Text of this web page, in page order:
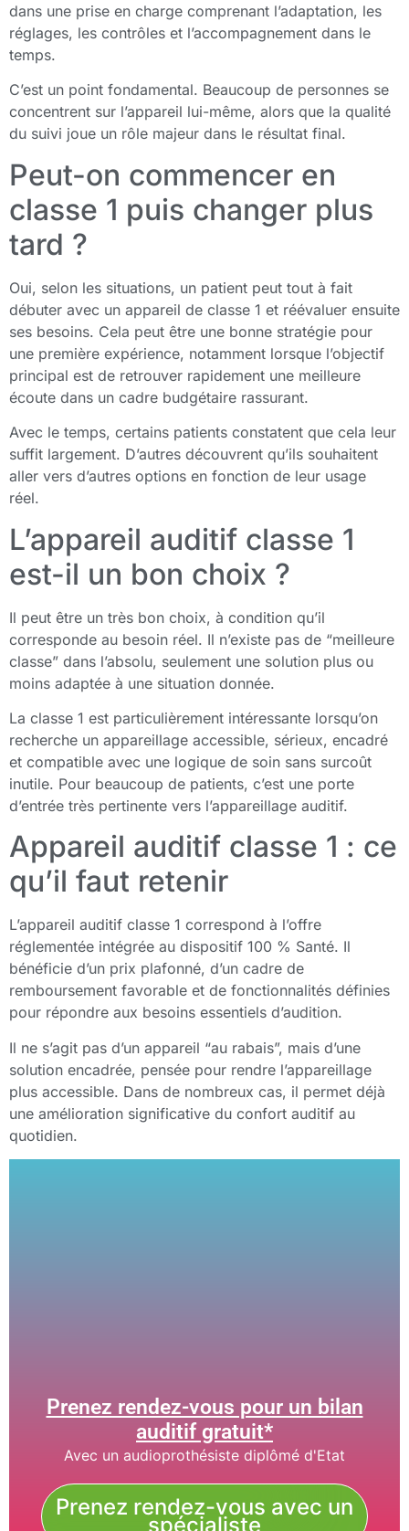
dans une prise en charge comprenant l’adaptation, les
réglages, les contrôles et l’accompagnement dans le
temps.
C’est un point fondamental. Beaucoup de personnes se
concentrent sur l’appareil lui-même, alors que la qualité
du suivi joue un rôle majeur dans le résultat final.
Peut-on commencer en
classe 1 puis changer plus
tard ?
Oui, selon les situations, un patient peut tout à fait
débuter avec un appareil de classe 1 et réévaluer ensuite
ses besoins. Cela peut être une bonne stratégie pour
une première expérience, notamment lorsque l’objectif
principal est de retrouver rapidement une meilleure
écoute dans un cadre budgétaire rassurant.
Avec le temps, certains patients constatent que cela leur
suffit largement. D’autres découvrent qu’ils souhaitent
aller vers d’autres options en fonction de leur usage
réel.
L’appareil auditif classe 1
est-il un bon choix ?
Il peut être un très bon choix, à condition qu’il
corresponde au besoin réel. Il n’existe pas de “meilleure
classe” dans l’absolu, seulement une solution plus ou
moins adaptée à une situation donnée.
La classe 1 est particulièrement intéressante lorsqu’on
recherche un appareillage accessible, sérieux, encadré
et compatible avec une logique de soin sans surcoût
inutile. Pour beaucoup de patients, c’est une porte
d’entrée très pertinente vers l’appareillage auditif.
Appareil auditif classe 1 : ce
qu’il faut retenir
L’appareil auditif classe 1 correspond à l’offre
réglementée intégrée au dispositif 100 % Santé. Il
bénéficie d’un prix plafonné, d’un cadre de
remboursement favorable et de fonctionnalités définies
pour répondre aux besoins essentiels d’audition.
Il ne s’agit pas d’un appareil “au rabais”, mais d’une
solution encadrée, pensée pour rendre l’appareillage
plus accessible. Dans de nombreux cas, il permet déjà
une amélioration significative du confort auditif au
quotidien.
Prenez rendez-vous pour un bilan
auditif gratuit*
Avec un audioprothésiste diplômé d'Etat
Prenez rendez-vous avec un
spécialiste